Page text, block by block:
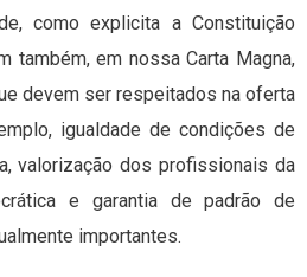
como explicita a Constituição
também, em nossa Carta Magna,
devem ser respeitados na oferta
igualdade de condições de
valorização dos profissionais da
e garantia de padrão de
importantes.